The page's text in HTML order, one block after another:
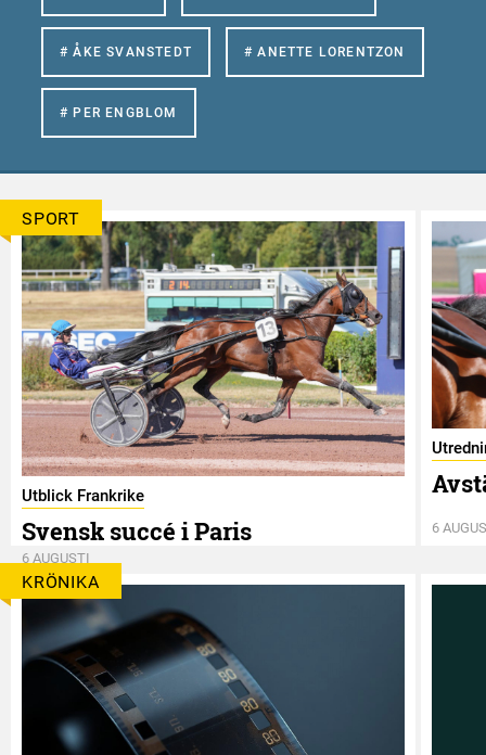
# ÅKE SVANSTEDT # ANETTE LORENTZON
# PER ENGBLOM
SPORT
Utblick Frankrike
Svensk succé i Paris
6 AUGUSTI
6
KRÖNIKA